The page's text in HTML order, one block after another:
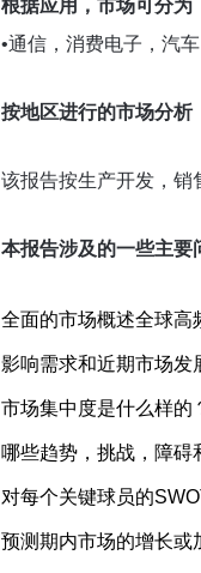
根据应用，市场可分为
•通信，消费电子，汽
按地区进行的市场分析
该报告按生产开发，销
本报告涉及的一些主要
全面的市场概述全球高
影响需求和近期市场发
市场集中度是什么样的
哪些趋势，挑战，障
对每个关键球员的
预测期内市场的增长或